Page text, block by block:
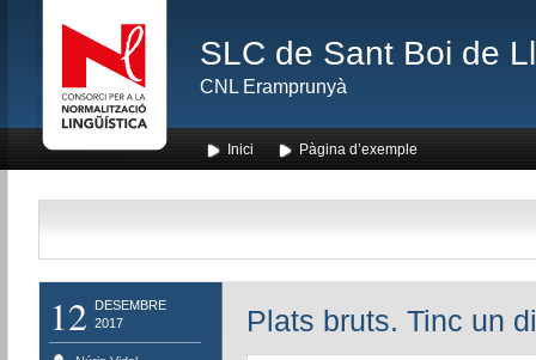
SLC de Sant Boi de
CNL Eramprunyà
Inici Pàgina d’exemple
12
DESEMBRE
2017
Plats bruts. Tinc un